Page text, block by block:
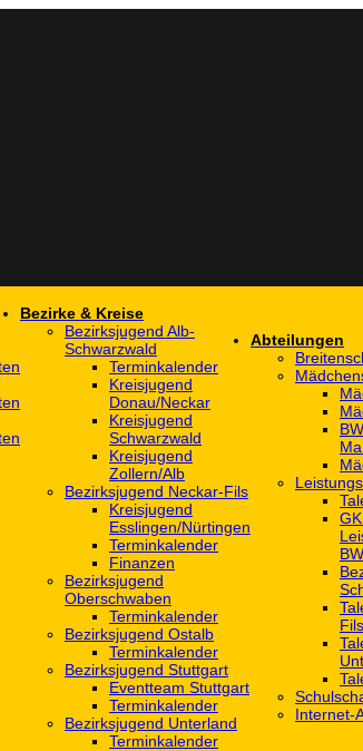
Bezirke & Kreise
Bezirksjugend Alb-
Schwarzwald
Terminkalender
Kreisjugend
Donau/Neckar
Kreisjugend
Schwarzwald
Kreisjugend
Zollern/Alb
Bezirksjugend Neckar-Fils
Kreisjugend
‎Esslingen/Nürtingen
Terminkalender
Finanzen
Bezirksjugend
Oberschwaben
Terminkalender
Bezirksjugend Ostalb
Terminkalender
Bezirksjugend Stuttgart
‎Eventteam Stuttgart
Terminkalender
Bezirksjugend Unterland
Terminkalender
Abteilungen
BW
Fils
Internet-